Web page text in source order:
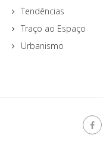
Tendências
Traço ao Espaço
Urbanismo